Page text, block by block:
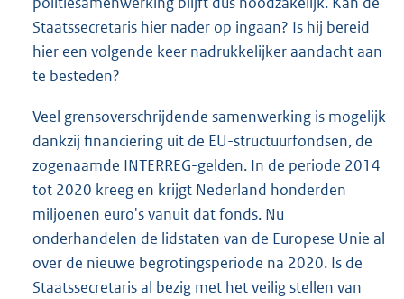
Staatssecretaris hier nader op ingaan? Is hij bereid
hier een volgende keer nadrukkelijker aandacht aan
te besteden?
Veel grensoverschrijdende samenwerking is mogelijk
dankzij financiering uit de EU-structuurfondsen, de
zogenaamde INTERREG-gelden. In de periode 2014
tot 2020 kreeg en krijgt Nederland honderden
miljoenen euro's vanuit dat fonds. Nu
onderhandelen de lidstaten van de Europese Unie al
over de nieuwe begrotingsperiode na 2020. Is de
Staatssecretaris al bezig met het veilig stellen van